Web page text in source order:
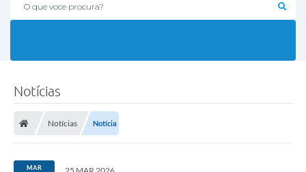
O que voce procura?
Notícias
Notícias Notícia
MAR